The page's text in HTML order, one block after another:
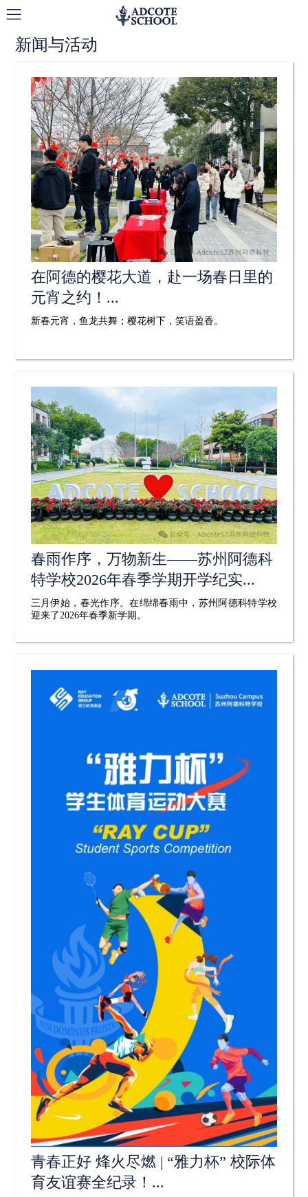
新闻与活动
在阿德的樱花大道，赴一场春日里的
元宵之约！...
新春元宵，鱼龙共舞；樱花树下，笑语盈香。
春雨作序，万物新生——苏州阿德科
特学校2026年春季学期开学纪实...
三月伊始，春光作序。在绵绵春雨中，苏州阿德科特学校
迎来了2026年春季新学期。
青春正好 烽火尽燃 | “雅力杯” 校际体
育友谊赛全纪录！...